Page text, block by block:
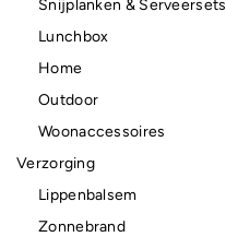
Snijplanken & Serveersets
Lunchbox
Home
Outdoor
Woonaccessoires
Verzorging
Lippenbalsem
Zonnebrand